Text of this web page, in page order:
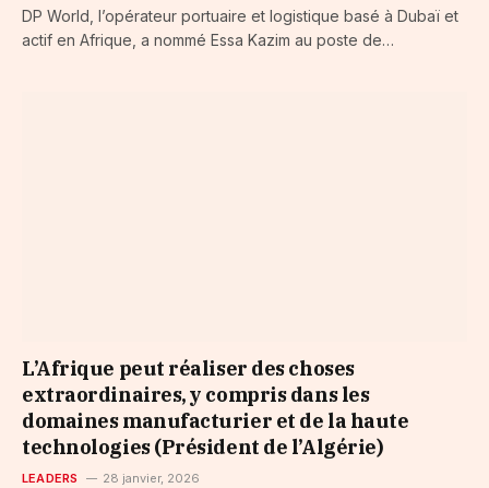
DP World, l’opérateur portuaire et logistique basé à Dubaï et
actif en Afrique, a nommé Essa Kazim au poste de…
L’Afrique peut réaliser des choses
extraordinaires, y compris dans les
domaines manufacturier et de la haute
technologies (Président de l’Algérie)
LEADERS 28 janvier, 2026